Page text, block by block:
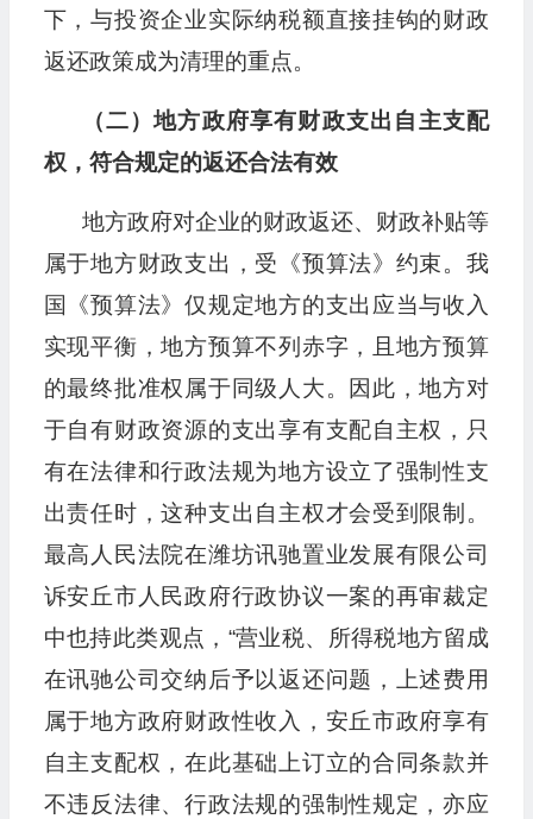
下，与投资企业实际纳税额直接挂钩的财政
返还政策成为清理的重点。
（二）地方政府享有财政支出自主支配
权，符合规定的返还合法有效
地方政府对企业的财政返还、财政补贴等
属于地方财政支出，受《预算法》约束。我
国《预算法》仅规定地方的支出应当与收入
实现平衡，地方预算不列赤字，且地方预算
的最终批准权属于同级人大。因此，地方对
于自有财政资源的支出享有支配自主权，只
有在法律和行政法规为地方设立了强制性支
出责任时，这种支出自主权才会受到限制。
最高人民法院在潍坊讯驰置业发展有限公司
诉安丘市人民政府行政协议一案的再审裁定
中也持此类观点，“营业税、所得税地方留成
在讯驰公司交纳后予以返还问题，上述费用
属于地方政府财政性收入，安丘市政府享有
自主支配权，在此基础上订立的合同条款并
不违反法律、行政法规的强制性规定，亦应